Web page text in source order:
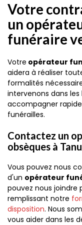
Votre
un
funéraire
Votre opérateur
aidera à réaliser
formalités
intervenons dans
accompagner
funérailles.
Contactez un
obsèques à
Vous pouvez nous
d'un opérateur
pouvez nous joindre
remplissant notre
disposition. Nous
vous aider dans les